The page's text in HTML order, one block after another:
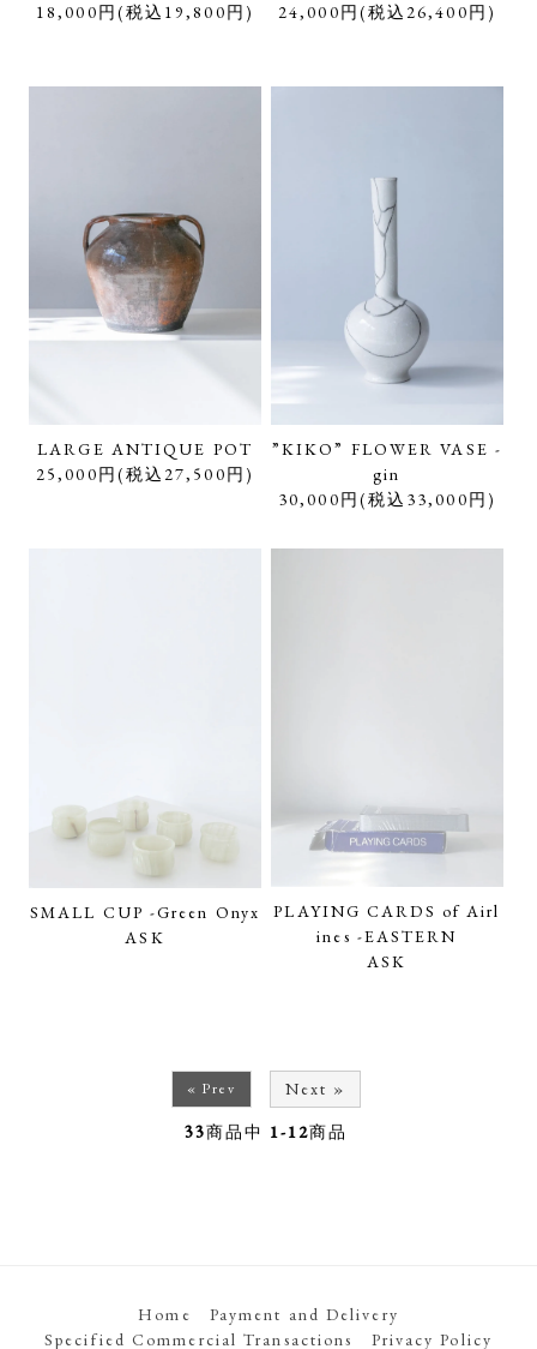
18,000円(税込19,800円)
24,000円(税込26,400円)
LARGE ANTIQUE POT
25,000円(税込27,500円)
”KIKO” FLOWER VASE -
gin
30,000円(税込33,000円)
SMALL CUP -Green Onyx
ASK
PLAYING CARDS of Airl
ines -EASTERN
ASK
« Prev
Next »
33商品中 1-12商品
Home
Payment and Delivery
Specified Commercial Transactions
Privacy Policy